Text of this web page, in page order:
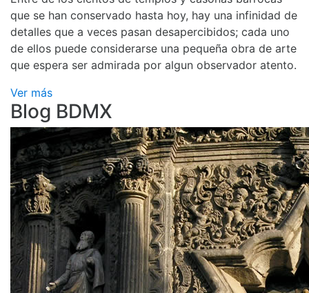
que se han conservado hasta hoy, hay una infinidad de
detalles que a veces pasan desapercibidos; cada uno
de ellos puede considerarse una pequeña obra de arte
que espera ser admirada por algun observador atento.
Ver más
Blog BDMX